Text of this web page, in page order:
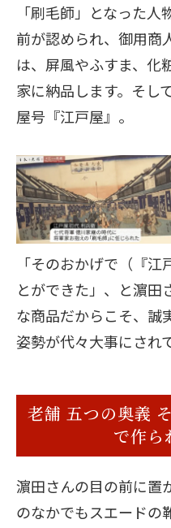
「刷毛師」となった
前が認められ、御用商
は、屏風やふすま、化
家に納品します。そし
屋号『江戸屋』。
「そのおかげで（『
とができた」、と濵田
な商品だからこそ、誠
姿勢が代々大事にされ
老舗 五つの奥義
で作ら
濵田さんの目の前に置
のなかでもスエードの